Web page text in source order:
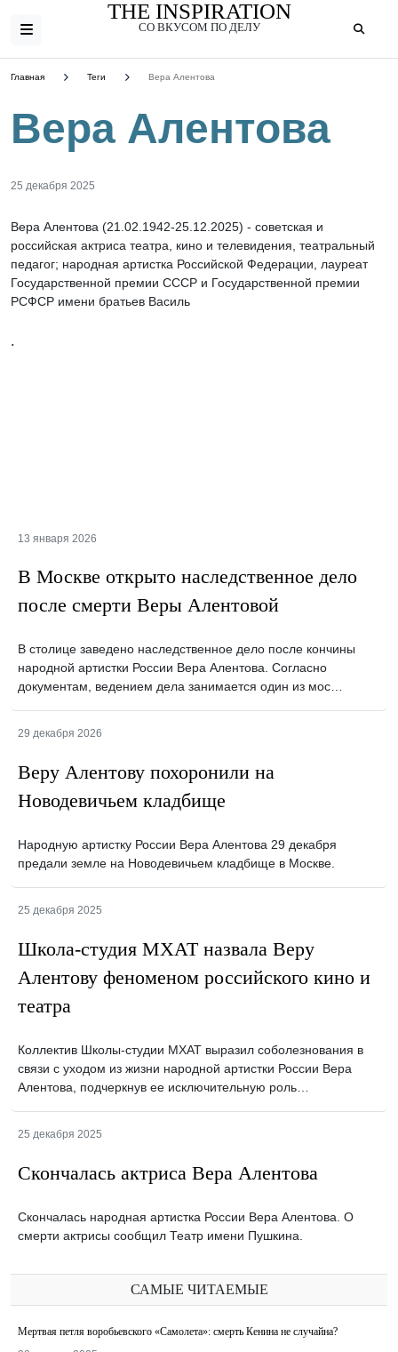
THE INSPIRATION
СО ВКУСОМ ПО ДЕЛУ
Главная Теги Вера Алентова
Вера Алентова
25 декабря 2025
Вера Алентова (21.02.1942-25.12.2025) - советская и
российская актриса театра, кино и телевидения, театральный
педагог; народная артистка Российской Федерации, лауреат
Государственной премии СССР и Государственной премии
РСФСР имени братьев Василь
.
13 января 2026
В Москве открыто наследственное дело
после смерти Веры Алентовой
В столице заведено наследственное дело после кончины
народной артистки России Вера Алентова. Согласно
документам, ведением дела занимается один из мос…
29 декабря 2026
Веру Алентову похоронили на
Новодевичьем кладбище
Народную артистку России Вера Алентова 29 декабря
предали земле на Новодевичьем кладбище в Москве.
25 декабря 2025
Школа-студия МХАТ назвала Веру
Алентову феноменом российского кино и
театра
Коллектив Школы-студии МХАТ выразил соболезнования в
связи с уходом из жизни народной артистки России Вера
Алентова, подчеркнув ее исключительную роль…
25 декабря 2025
Скончалась актриса Вера Алентова
Скончалась народная артистка России Вера Алентова. О
смерти актрисы сообщил Театр имени Пушкина.
САМЫЕ ЧИТАЕМЫЕ
Мертвая петля воробьевского «Самолета»: смерть Кенина не случайна?